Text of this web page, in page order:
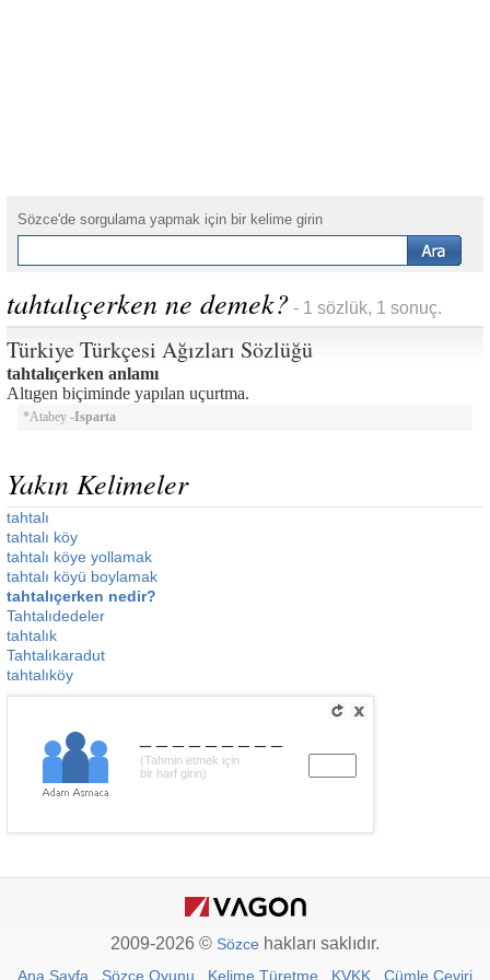
Sözce'de sorgulama yapmak için bir kelime girin
tahtalıçerken ne demek? - 1 sözlük, 1 sonuç.
Türkiye Türkçesi Ağızları Sözlüğü
tahtalıçerken anlamı
Altıgen biçiminde yapılan uçurtma.
*Atabey -Isparta
Yakın Kelimeler
tahtalı
tahtalı köy
tahtalı köye yollamak
tahtalı köyü boylamak
tahtalıçerken nedir?
Tahtalıdedeler
tahtalık
Tahtalıkaradut
tahtalıköy
(Tahmin etmek için
bir harf girin)
2009-2026 © Sözce hakları saklıdır.
Ana Sayfa Sözce Oyunu Kelime Türetme KVKK Cümle Çeviri